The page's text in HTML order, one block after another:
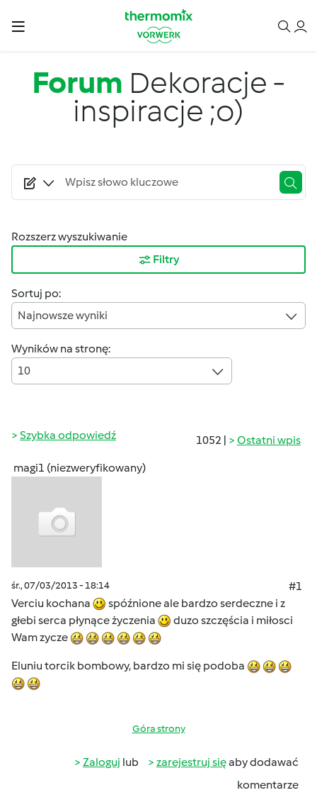
Forum Dekoracje -
inspiracje ;o)
Rozszerz wyszukiwanie
Filtry
Sortuj po:
Najnowsze wyniki
Wyników na stronę:
10
1052 | Ostatni wpis
Szybka odpowiedź
magi1 (niezweryfikowany)
śr., 07/03/2013 - 18:14
#1
Verciu kochana
spóźnione ale bardzo serdeczne i z
głebi serca płynące życzenia
duzo szczęścia i miłosci
Wam zycze
Eluniu torcik bombowy, bardzo mi się podoba
Góra strony
Zaloguj lub zarejestruj sięaby dodawać
komentarze